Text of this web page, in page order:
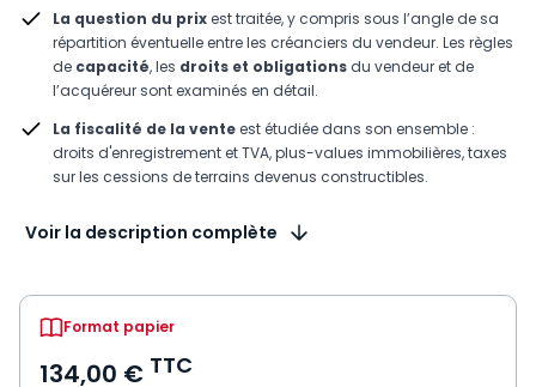
La question du prixest traitée, y compris sous l’angle de sa
répartition éventuelle entre les créanciers du vendeur. Les règles
de capacité, les droits et obligations du vendeur et de
l’acquéreur sont examinés en détail.
La fiscalité de la venteest étudiée dans son ensemble :
droits d'enregistrement et TVA, plus-values immobilières, taxes
sur les cessions de terrains devenus constructibles.
Voir la description complète
Format papier
134,00 € TTC